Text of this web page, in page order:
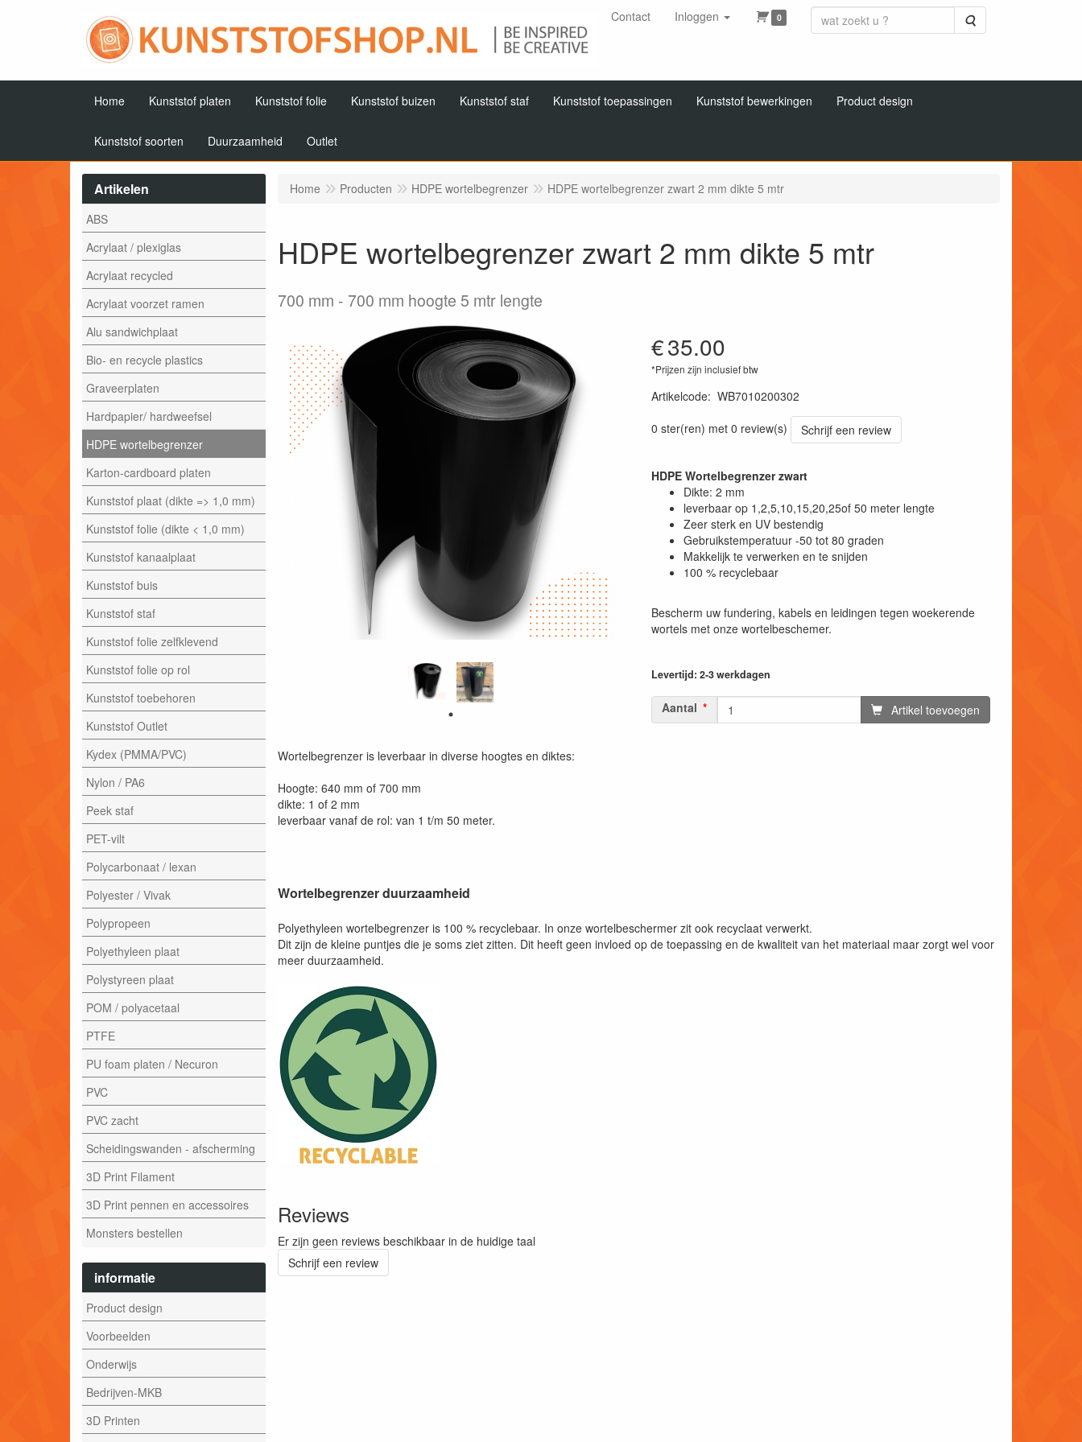
Contact Inloggen 0 Zoeken
Home Kunststof platen Kunststof folie Kunststof buizen Kunststof staf Kunststof toepassingen Kunststof bewerkingen Product design
Kunststof soorten Duurzaamheid Outlet
Artikelen
ABS
Acrylaat / plexiglas
Acrylaat recycled
Acrylaat voorzet ramen
Alu sandwichplaat
Bio- en recycle plastics
Graveerplaten
Hardpapier/ hardweefsel
HDPE wortelbegrenzer
Karton-cardboard platen
Kunststof plaat (dikte => 1,0 mm)
Kunststof folie (dikte < 1,0 mm)
Kunststof kanaalplaat
Kunststof buis
Kunststof staf
Kunststof folie zelfklevend
Kunststof folie op rol
Kunststof toebehoren
Kunststof Outlet
Kydex (PMMA/PVC)
Nylon / PA6
Peek staf
PET-vilt
Polycarbonaat / lexan
Polyester / Vivak
Polypropeen
Polyethyleen plaat
Polystyreen plaat
POM / polyacetaal
PTFE
PU foam platen / Necuron
PVC
PVC zacht
Scheidingswanden - afscherming
3D Print Filament
3D Print pennen en accessoires
Monsters bestellen
informatie
Product design
Voorbeelden
Onderwijs
Bedrijven-MKB
3D Printen
Home Producten HDPE wortelbegrenzer HDPE wortelbegrenzer zwart 2 mm dikte 5 mtr
HDPE wortelbegrenzer zwart 2 mm dikte 5 mtr
700 mm 700 mm hoogte 5 mtr lengte
€35.00
*Prijzen zijn inclusief btw
Artikelcode: WB7010200302
0 ster(ren) met 0 review(s)
Schrijf een review
HDPE Wortelbegrenzer zwart
Dikte: 2 mm
leverbaar op 1,2,5,10,15,20,25of 50 meter lengte
Zeer sterk en UV bestendig
Gebruikstemperatuur -50 tot 80 graden
Makkelijk te verwerken en te snijden
100 % recyclebaar
Bescherm uw fundering, kabels en leidingen tegen woekerende
wortels met onze wortelbeschemer.
Levertijd: 2-3 werkdagen
Aantal Artikel toevoegen
Wortelbegrenzer is leverbaar in diverse hoogtes en diktes:
Hoogte: 640 mm of 700 mm
dikte: 1 of 2 mm
leverbaar vanaf de rol: van 1 t/m 50 meter.
Wortelbegrenzer duurzaamheid
Polyethyleen wortelbegrenzer is 100 % recyclebaar. In onze wortelbeschermer zit ook recyclaat verwerkt.
Dit zijn de kleine puntjes die je soms ziet zitten. Dit heeft geen invloed op de toepassing en de kwaliteit van het materiaal maar zorgt wel voor
meer duurzaamheid.
Reviews
Er zijn geen reviews beschikbaar in de huidige taal
Schrijf een review